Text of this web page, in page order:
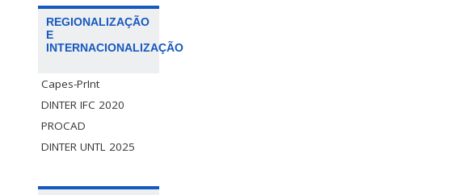
REGIONALIZAÇÃO
E
INTERNACIONALIZAÇÃO
Capes-PrInt
DINTER IFC 2020
PROCAD
DINTER UNTL 2025